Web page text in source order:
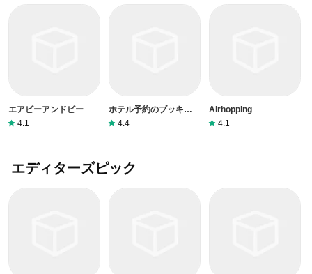
エアビーアンドビー
4.1
ホテル予約のブッキング
ドットコム
4.4
Airhopping
4.1
エディターズピック